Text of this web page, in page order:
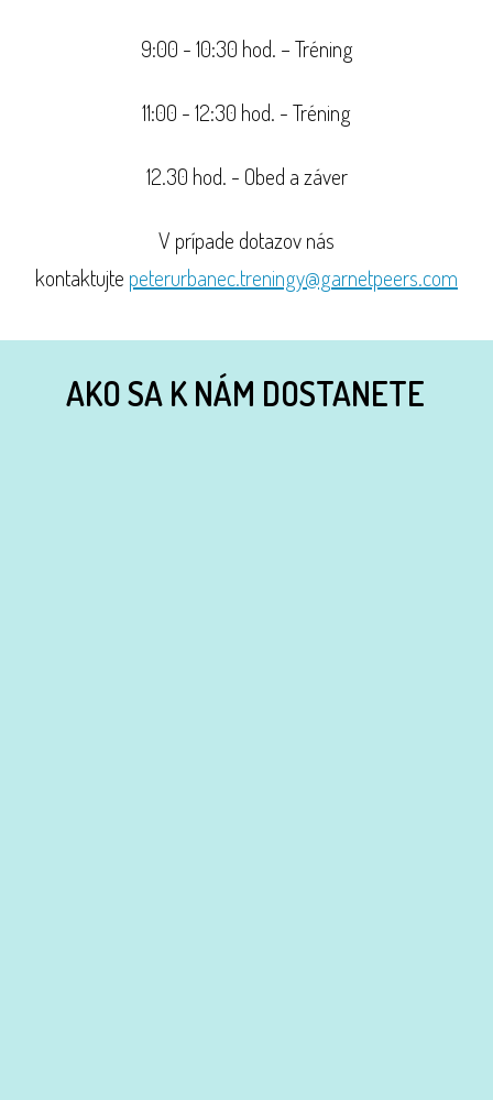
9:00 - 10:30 hod. – Tréning
11:00 - 12:30 hod. - Tréning
12.30 hod. - Obed a záver
V prípade dotazov nás
kontaktujte peterurbanec.treningy@garnetpeers.com
AKO SA K NÁM DOSTANETE